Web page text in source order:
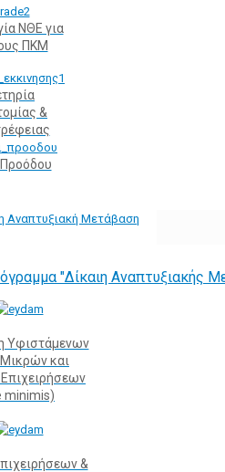
ΝΘΕ για
ΠΚΜ
&
Προόδου
Αναπτυξιακή Μετάβαση
"Δίκαιη Αναπτυξιακής
Υφιστάμενων
και
minimis)
&